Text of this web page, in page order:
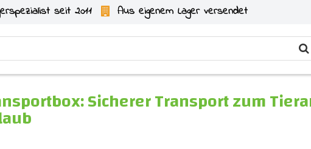
seit 2011 Aus eigenem Lager versendet
Sicherer Transport zum